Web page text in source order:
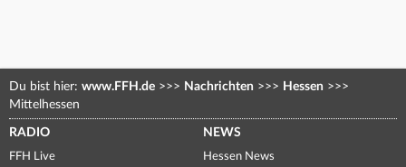
Du bist hier: www.FFH.de >>> Nachrichten >>> Hessen >>>
Mittelhessen
RADIO
FFH Live
NEWS
Hessen News